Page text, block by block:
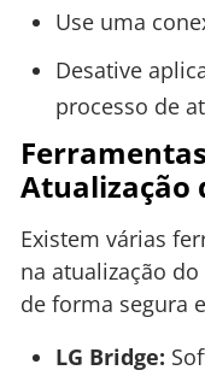
Use uma
Desative
processo de
Atualização
Existem várias
na atualização
de forma segura
LG Bridge: